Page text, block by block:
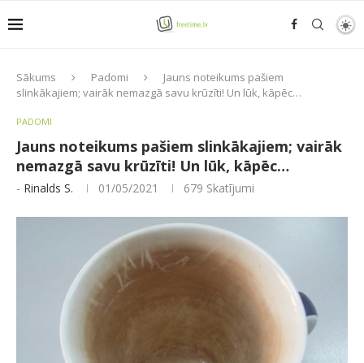
Sākums Padomi
Jauns noteikums pašiem
slinkākajiem; vairāk nemazgā savu krūzīti! Un lūk, kāpēc…
PADOMI
Jauns noteikums pašiem slinkākajiem; vairāk
nemazgā savu krūzīti! Un lūk, kāpēc…
- Rinalds S. 01/05/2021 679 Skatījumi